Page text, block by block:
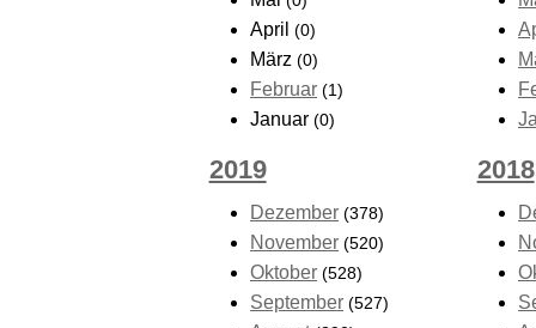
April (0)
März (0)
Februar (1)
Januar (0)
2019
Dezember (378)
November (520)
Oktober (528)
September (527)
2018